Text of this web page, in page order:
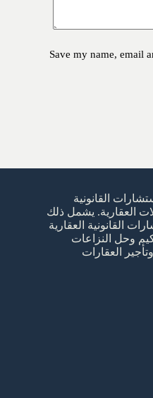
Save my name, email
القانونية
العقارية. يشمل ذلك
القانونية العقارية
وحل النزاعات
العقارات